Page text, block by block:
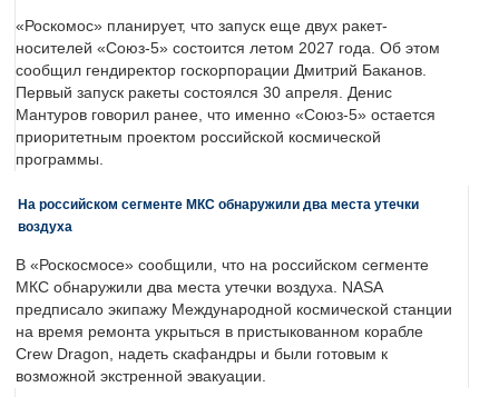
«Роскомос» планирует, что запуск еще двух ракет-
носителей «Союз-5» состоится летом 2027 года. Об этом
сообщил гендиректор госкорпорации Дмитрий Баканов.
Первый запуск ракеты состоялся 30 апреля. Денис
Мантуров говорил ранее, что именно «Союз-5» остается
приоритетным проектом российской космической
программы.
На российском сегменте МКС обнаружили два места утечки
воздуха
В «Роскосмосе» сообщили, что на российском сегменте
МКС обнаружили два места утечки воздуха. NASA
предписало экипажу Международной космической станции
на время ремонта укрыться в пристыкованном корабле
Crew Dragon, надеть скафандры и были готовым к
возможной экстренной эвакуации.